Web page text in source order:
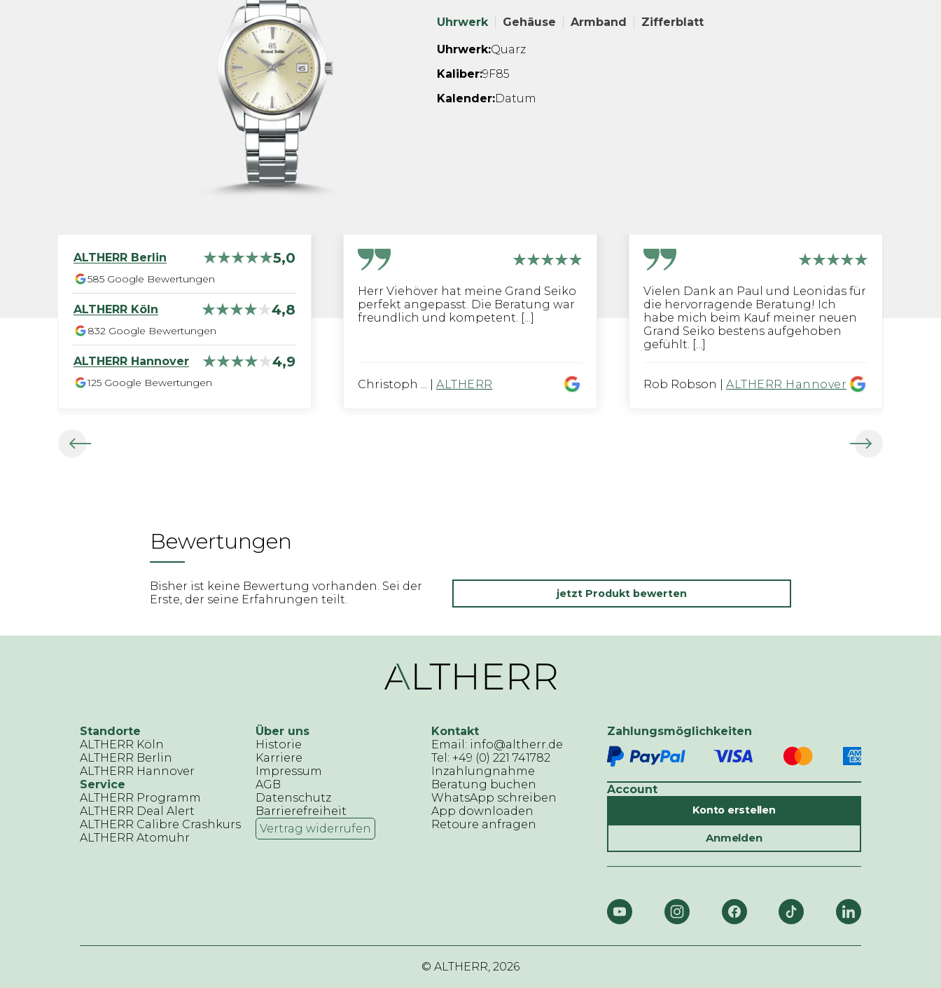
Uhrwerk Gehäuse Armband Zifferblatt
Uhrwerk:Quarz
Kaliber:9F85
Kalender:Datum
ALTHERR Berlin 5,0
585 Google Bewertungen
ALTHERR Köln 4,8
832 Google Bewertungen
ALTHERR Hannover 4,9
125 Google Bewertungen
Herr Viehöver hat meine Grand Seiko
perfekt angepasst. Die Beratung war
freundlich und kompetent. [...]
Christoph ... ALTHERR
Vielen Dank an Paul und Leonidas für
die hervorragende Beratung! Ich
habe mich beim Kauf meiner neuen
Grand Seiko bestens aufgehoben
gefühlt. [...]
Rob Robson ALTHERR Hannover
Bewertungen
Bisher ist keine Bewertung vorhanden. Sei der
Erste, der seine Erfahrungen teilt.
jetzt Produkt bewerten
Standorte
ALTHERR Köln
ALTHERR Berlin
ALTHERR Hannover
Service
ALTHERR Programm
ALTHERR Deal Alert
ALTHERR Calibre Crashkurs
ALTHERR Atomuhr
Über uns
Historie
Karriere
Impressum
AGB
Datenschutz
Barrierefreiheit
Vertrag widerrufen
Kontakt
Email: info@altherr.de
Tel: +49 (0) 221 741782
Inzahlungnahme
Beratung buchen
WhatsApp schreiben
App downloaden
Retoure anfragen
Zahlungsmöglichkeiten
Account
Konto erstellen
Anmelden
© ALTHERR, 2026